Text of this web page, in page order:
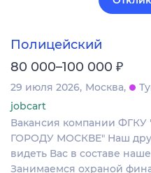
Полицейский
80 000–100 000 ₽
29 июля 2026 Москва
jobcart
Вакансия компании
ГОРОДУ МОСКВЕ" Наш
видеть Вас в составе
Занимаемся охраной